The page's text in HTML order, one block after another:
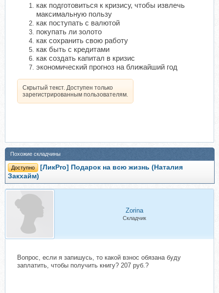
как подготовиться к кризису, чтобы извлечь
максимальную пользу
как поступать с валютой
покупать ли золото
как сохранить свою работу
как быть с кредитами
как создать капитал в кризис
экономический прогноз на ближайший год
Скрытый текст. Доступен только
зарегистрированным пользователям.
Похожие складчины
Доступно
[ЛикPro] Подарок на всю жизнь (Наталия
Закхайм)
Zorina
Складчик
Вопрос, если я запишусь, то какой взнос обязана буду
заплатить, чтобы получить книгу? 207 руб.?